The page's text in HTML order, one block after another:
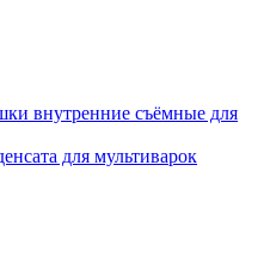
внутренние съёмные для
для мультиварок